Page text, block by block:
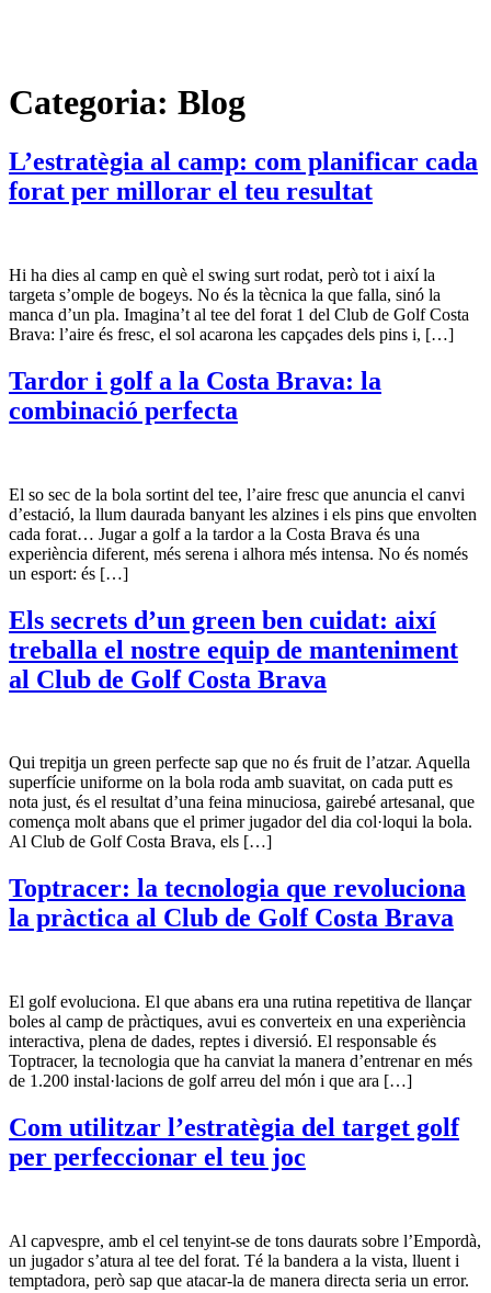
Categoria: Blog
L’estratègia al camp: com planificar cada
forat per millorar el teu resultat
Hi ha dies al camp en què el swing surt rodat, però tot i així la
targeta s’omple de bogeys. No és la tècnica la que falla, sinó la
manca d’un pla. Imagina’t al tee del forat 1 del Club de Golf Costa
Brava: l’aire és fresc, el sol acarona les capçades dels pins i, […]
Tardor i golf a la Costa Brava: la
combinació perfecta
El so sec de la bola sortint del tee, l’aire fresc que anuncia el canvi
d’estació, la llum daurada banyant les alzines i els pins que envolten
cada forat… Jugar a golf a la tardor a la Costa Brava és una
experiència diferent, més serena i alhora més intensa. No és només
un esport: és […]
Els secrets d’un green ben cuidat: així
treballa el nostre equip de manteniment
al Club de Golf Costa Brava
Qui trepitja un green perfecte sap que no és fruit de l’atzar. Aquella
superfície uniforme on la bola roda amb suavitat, on cada putt es
nota just, és el resultat d’una feina minuciosa, gairebé artesanal, que
comença molt abans que el primer jugador del dia col·loqui la bola.
Al Club de Golf Costa Brava, els […]
Toptracer: la tecnologia que revoluciona
la pràctica al Club de Golf Costa Brava
El golf evoluciona. El que abans era una rutina repetitiva de llançar
boles al camp de pràctiques, avui es converteix en una experiència
interactiva, plena de dades, reptes i diversió. El responsable és
Toptracer, la tecnologia que ha canviat la manera d’entrenar en més
de 1.200 instal·lacions de golf arreu del món i que ara […]
Com utilitzar l’estratègia del target golf
per perfeccionar el teu joc
Al capvespre, amb el cel tenyint-se de tons daurats sobre l’Empordà,
un jugador s’atura al tee del forat. Té la bandera a la vista, lluent i
temptadora, però sap que atacar-la de manera directa seria un error.